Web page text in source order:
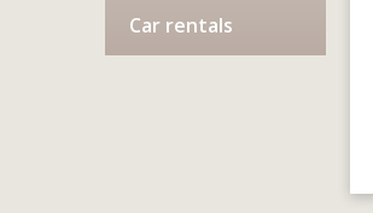
Car rentals